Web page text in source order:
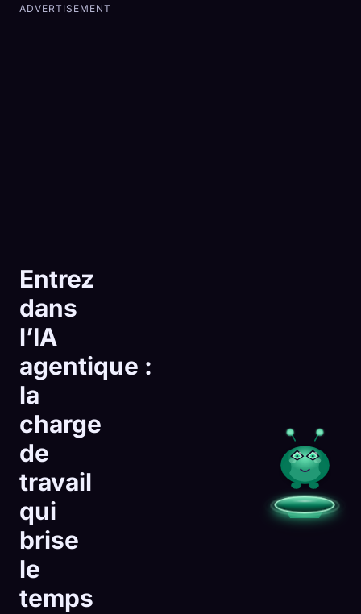
ADVERTISEMENT
Entrez
dans
l’IA
agentique :
la
charge
de
travail
qui
brise
le
temps